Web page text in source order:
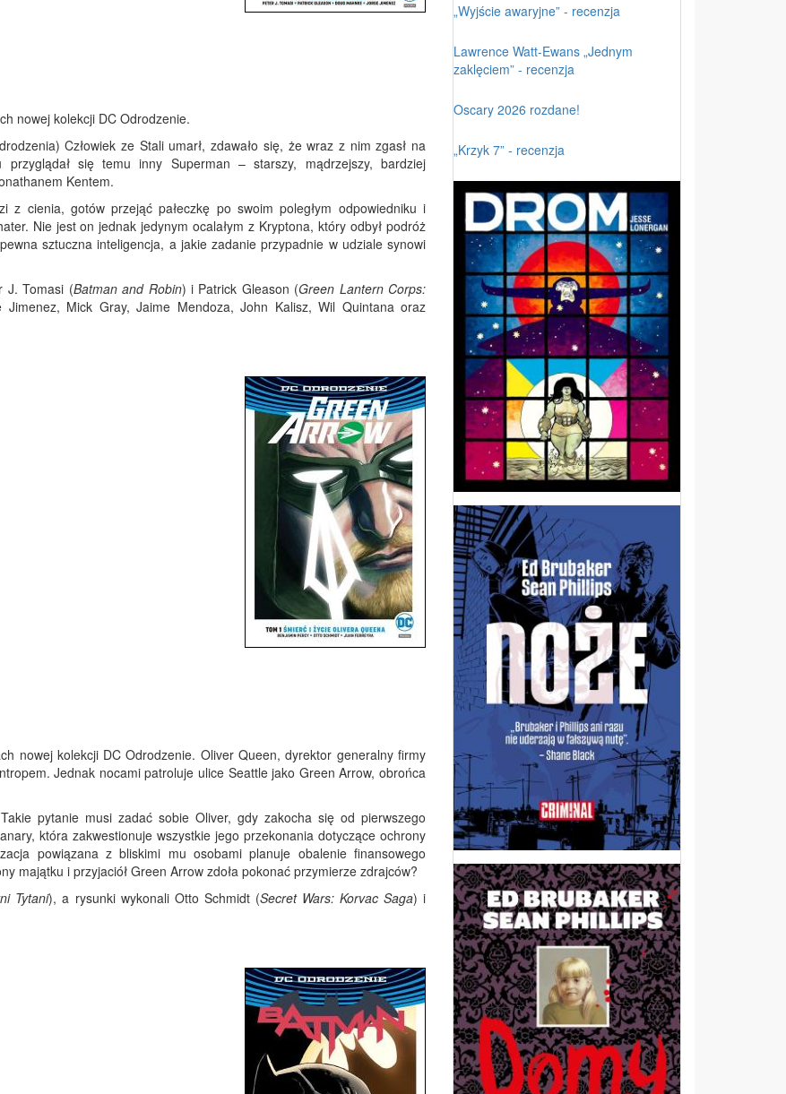
nowej kolekcji DC Odrodzenie.
Człowiek ze Stali umarł, zdawało się, że wraz z nim zgasł na
się temu inny Superman – starszy, mądrzejszy, bardziej
Kentem.
z cienia, gotów przejąć pałeczkę po swoim poległym odpowiedniku i
Nie jest on jednak jedynym ocalałym z Kryptona, który odbył podróż
sztuczna inteligencja, a jakie zadanie przypadnie w udziale synowi
J. Tomasi (Batman and Robin) i Patrick Gleason (Green Lantern Corps:
Mick Gray, Jaime Mendoza, John Kalisz, Wil Quintana oraz
nowej kolekcji DC Odrodzenie. Oliver Queen, dyrektor generalny firmy
Jednak nocami patroluje ulice Seattle jako Green Arrow, obrońca
pytanie musi zadać sobie Oliver, gdy zakocha się od pierwszego
która zakwestionuje wszystkie jego przekonania dotyczące ochrony
powiązana z bliskimi mu osobami planuje obalenie finansowego
majątku i przyjaciół Green Arrow zdoła pokonać przymierze zdrajców?
Tytani), a rysunki wykonali Otto Schmidt (Secret Wars: Korvac Saga) i
„Wyjście awaryjne” - recenzja
Lawrence Watt-Ewans „Jednym
zaklęciem” - recenzja
Oscary 2026 rozdane!
„Krzyk 7” - recenzja